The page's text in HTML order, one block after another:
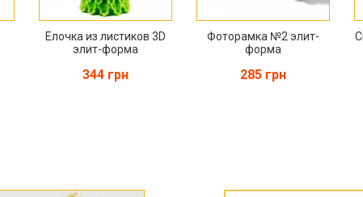
Елочка из листиков 3D
элит-форма
344 грн
Фоторамка №2 элит-
форма
285 грн